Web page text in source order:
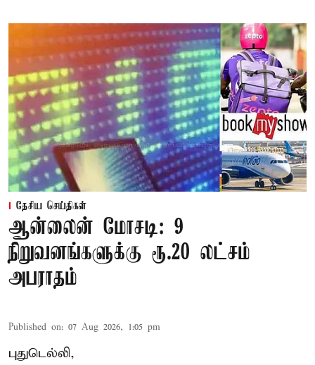
தேசிய செய்திகள்
ஆன்லைன் மோசடி: 9
நிறுவனங்களுக்கு ரூ.20 லட்சம்
அபராதம்
Published on: 07 Aug 2026, 1:05 pm
புதுடெல்லி,